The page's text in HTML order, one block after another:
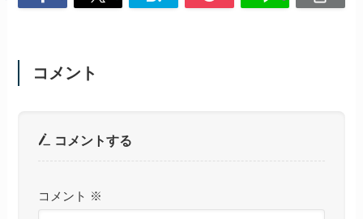
コメント
コメントする
コメント ※